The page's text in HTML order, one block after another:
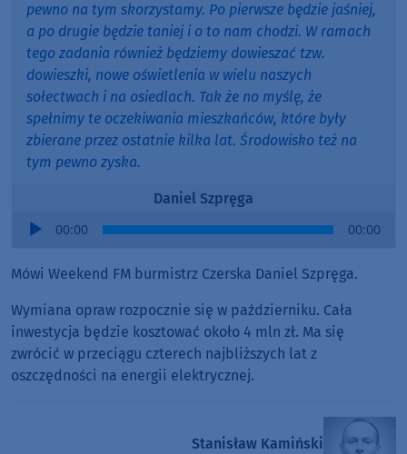
pewno na tym skorzystamy. Po pierwsze będzie jaśniej,
a po drugie będzie taniej i o to nam chodzi. W ramach
tego zadania również będziemy dowieszać tzw.
dowieszki, nowe oświetlenia w wielu naszych
sołectwach i na osiedlach. Tak że no myślę, że
spełnimy te oczekiwania mieszkańców, które były
zbierane przez ostatnie kilka lat. Środowisko też na
tym pewno zyska.
Daniel Szpręga
Audio
00:00 00:00
Mówi Weekend FM burmistrz Czerska Daniel Szpręga.
Wymiana opraw rozpocznie się w październiku. Cała
inwestycja będzie kosztować około 4 mln zł. Ma się
zwrócić w przeciągu czterech najbliższych lat z
oszczędności na energii elektrycznej.
Stanisław Kamiński